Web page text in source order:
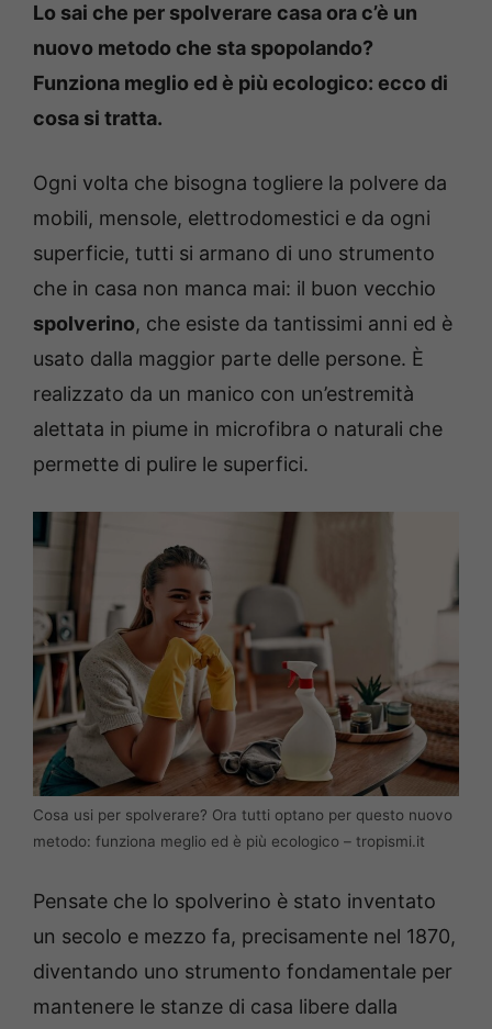
Lo sai che per spolverare casa ora c’è un
nuovo metodo che sta spopolando?
Funziona meglio ed è più ecologico: ecco di
cosa si tratta.
Ogni volta che bisogna togliere la polvere da
mobili, mensole, elettrodomestici e da ogni
superficie, tutti si armano di uno strumento
che in casa non manca mai: il buon vecchio
spolverino, che esiste da tantissimi anni ed è
usato dalla maggior parte delle persone. È
realizzato da un manico con un’estremità
alettata in piume in microfibra o naturali che
permette di pulire le superfici.
Cosa usi per spolverare? Ora tutti optano per questo nuovo
metodo: funziona meglio ed è più ecologico – tropismi.it
Pensate che lo spolverino è stato inventato
un secolo e mezzo fa, precisamente nel 1870,
diventando uno strumento fondamentale per
mantenere le stanze di casa libere dalla